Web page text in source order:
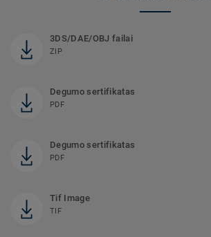
3DS/DAE/OBJ failai
ZIP
Degumo sertifikatas
PDF
Degumo sertifikatas
PDF
Tif Image
TIF